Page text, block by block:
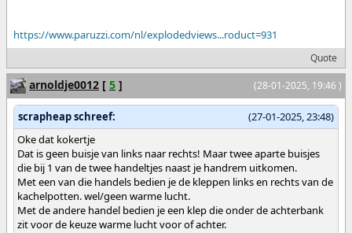
https://www.paruzzi.com/nl/explodedviews...roduct=931
Quote
(28-01-2025, 19:46 )
arnoldje0012 [ 5 ]
(27-01-2025, 23:48)
scrapheap schreef:
Oke dat kokertje
Dat is geen buisje van links naar rechts! Maar twee aparte buisjes
die bij 1 van de twee handeltjes naast je handrem uitkomen.
Met een van die handels bedien je de kleppen links en rechts van de
kachelpotten. wel/geen warme lucht.
Met de andere handel bedien je een klep die onder de achterbank
zit voor de keuze warme lucht voor of achter.